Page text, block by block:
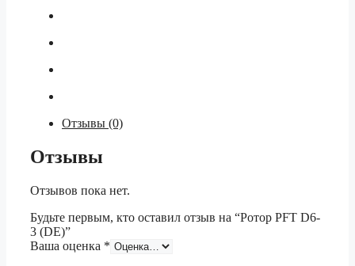
Отзывы (0)
Отзывы
Отзывов пока нет.
Будьте первым, кто оставил отзыв на “Ротор PFT D6-
3 (DE)”
Ваша оценка *